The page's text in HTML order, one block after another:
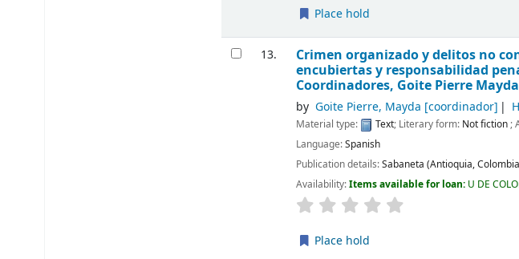
Place hold
13.
Crimen organizado y delitos no
encubiertas y responsabilidad
Coordinadores, Goite Pierre
by Goite Pierre, Mayda [coordinador]
Material type: Text; Literary form: Not fiction;
Language:Spanish
Publication details:Sabaneta (Antioquia,
Availability:Items available for loan: U DE
Place hold